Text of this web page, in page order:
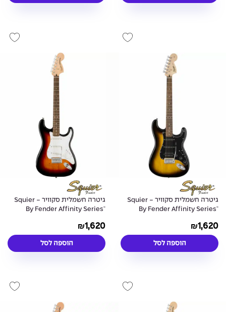
גיטרה חשמלית סקוויר - Squier
By Fender Affinity Series™
Sunburst
₪1,620
הוספה לסל
גיטרה חשמלית סקוויר - Squier
By Fender Affinity Series™
Color Sunburst
₪1,620
הוספה לסל